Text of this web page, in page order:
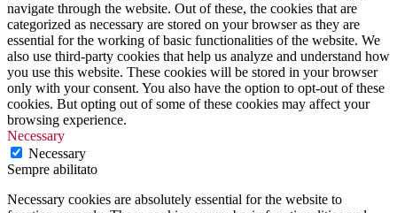
navigate through the website. Out of these, the cookies that are
categorized as necessary are stored on your browser as they are
essential for the working of basic functionalities of the website. We
also use third-party cookies that help us analyze and understand how
you use this website. These cookies will be stored in your browser
only with your consent. You also have the option to opt-out of these
cookies. But opting out of some of these cookies may affect your
browsing experience.
Necessary
Necessary
Sempre abilitato
Necessary cookies are absolutely essential for the website to